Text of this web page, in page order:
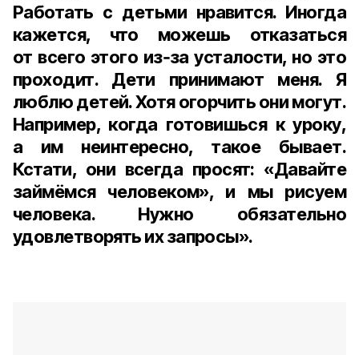
Работать с детьми нравится. Иногда
кажется, что можешь отказаться
от всего этого из‑за усталости, но это
проходит. Дети принимают меня. Я
люблю детей. Хотя огорчить они могут.
Например, когда готовишься к уроку,
а им неинтересно, такое бывает.
Кстати, они всегда просят: «Давайте
займёмся человеком», и мы рисуем
человека. Нужно обязательно
удовлетворять их запросы».